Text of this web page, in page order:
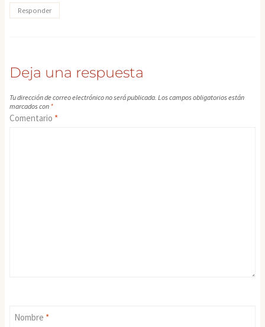
Responder
Deja una respuesta
Tu dirección de correo electrónico no será publicada. Los campos obligatorios están
marcados con *
Comentario *
Nombre *